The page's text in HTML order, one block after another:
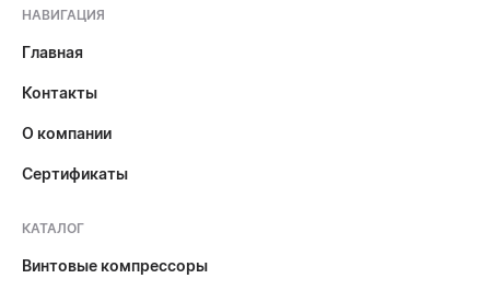
НАВИГАЦИЯ
Главная
Контакты
О компании
Сертификаты
КАТАЛОГ
Винтовые компрессоры